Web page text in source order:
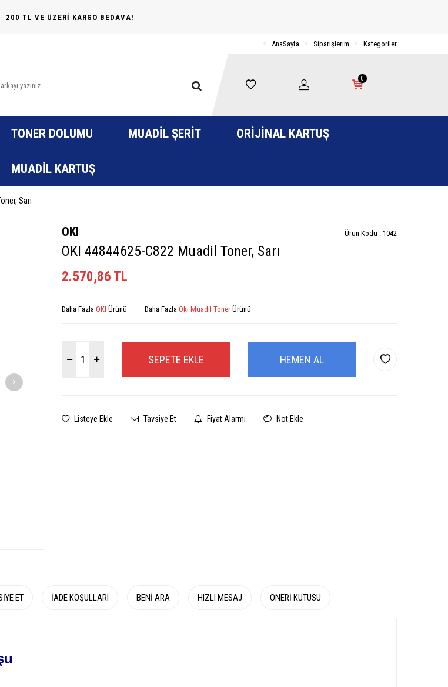
200 TL VE ÜZERİ KARGO BEDAVA!
AnaSayfa Siparişlerim Kategoriler
0
TONER DOLUMU MUADIL ŞERIT ORIJINAL KARTUŞ
MUADIL KARTUŞ
Sarı
OKI Ürün Kodu : 1042
OKI 44844625-C822 Muadil Toner, Sarı
2.570,86 TL
Daha Fazla OKI Ürünü Daha Fazla Oki Muadil Toner Ürünü
SEPETE EKLE HEMEN AL
Listeye Ekle Tavsiye Et Fiyat Alarmı Not Ekle
ET İADE KOŞULLARI BENI ARA HIZLI MESAJ ÖNERI KUTUSU